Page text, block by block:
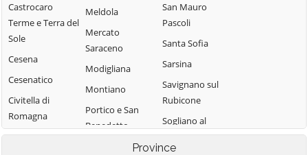
Castrocaro
Terme e Terra del
Sole
Cesena
Cesenatico
Civitella di
Romagna
Dovadola
Meldola
Mercato
Saraceno
Modigliana
Montiano
Portico e San
Benedetto
San Mauro
Pascoli
Santa Sofia
Sarsina
Savignano sul
Rubicone
Sogliano al
Rubicone
Province